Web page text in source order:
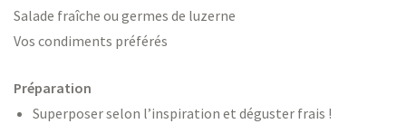
Salade fraîche ou germes de luzerne
Vos condiments préférés
Préparation
Superposer selon l’inspiration et déguster frais !